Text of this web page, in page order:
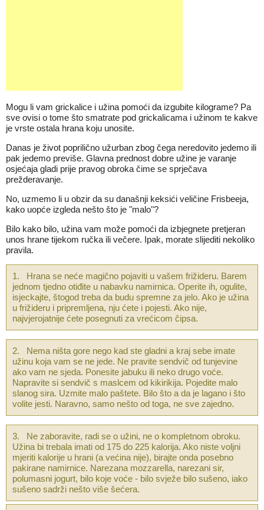
Mogu li vam grickalice i užina pomoći da izgubite kilograme? Pa
sve ovisi o tome što smatrate pod grickalicama i užinom te kakve
je vrste ostala hrana koju unosite.
Danas je život poprilično užurban zbog čega neredovito jedemo ili
pak jedemo previše. Glavna prednost dobre užine je varanje
osjećaja gladi prije pravog obroka čime se sprječava
prežderavanje.
No, uzmemo li u obzir da su današnji keksići veličine Frisbeeja,
kako uopće izgleda nešto što je "malo"?
Bilo kako bilo, užina vam može pomoći da izbjegnete pretjeran
unos hrane tijekom ručka ili večere. Ipak, morate slijediti nekoliko
pravila.
1. Hrana se neće magično pojaviti u vašem frižideru. Barem
jednom tjedno otiđite u nabavku namirnica. Operite ih, ogulite,
isjeckajte, štogod treba da budu spremne za jelo. Ako je užina
u frižideru i pripremljena, nju ćete i pojesti. Ako nije,
najvjerojatnije ćete posegnuti za vrećicom čipsa.
2. Nema ništa gore nego kad ste gladni a kraj sebe imate
užinu koja vam se ne jede. Ne pravite sendvič od tunjevine
ako vam ne sjeda. Ponesite jabuku ili neko drugo voće.
Napravite si sendvič s maslcem od kikirikija. Pojedite malo
slanog sira. Uzmite malo paštete. Bilo što a da je lagano i što
volite jesti. Naravno, samo nešto od toga, ne sve zajedno.
3. Ne zaboravite, radi se o užini, ne o kompletnom obroku.
Užina bi trebala imati od 175 do 225 kalorija. Ako niste voljni
mjeriti kalorije u hrani (a većina nije), birajte onda posebno
pakirane namirnice. Narezana mozzarella, narezani sir,
polumasni jogurt, bilo koje voće - bilo svježe bilo sušeno, iako
sušeno sadrži nešto više šećera.